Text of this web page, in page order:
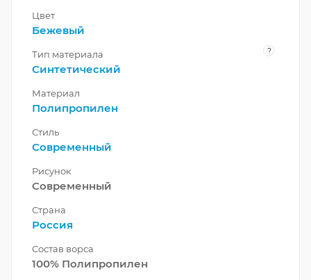
Цвет
Бежевый
Тип материала ?
Синтетический
Материал
Полипропилен
Стиль
Современный
Рисунок
Современный
Страна
Россия
Состав ворса
100% Полипропилен